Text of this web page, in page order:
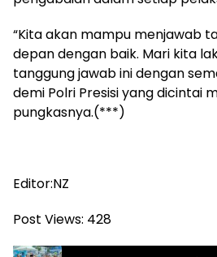
“Kita akan mampu menjawab
depan dengan baik. Mari kita
tanggung jawab ini dengan
demi Polri Presisi yang dicintai
pungkasnya.(***)
Editor:NZ
Post Views: 428